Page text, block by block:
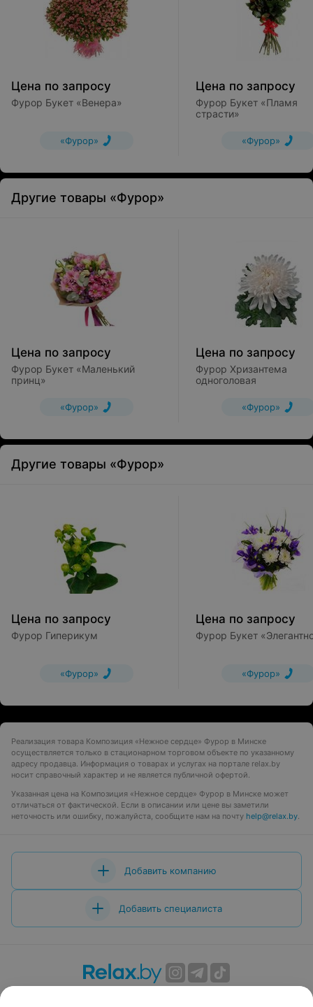
Цена по запросу
Фурор Букет «Венера»
«Фурор»
Цена по запросу
Фурор Букет «Пламя
страсти»
«Фурор»
Другие товары «Фурор»
Цена по запросу
Фурор Букет «Маленький
принц»
«Фурор»
Цена по запросу
Фурор Хризантема
одноголовая
«Фурор»
Другие товары «Фурор»
Цена по запросу
Фурор Гиперикум
«Фурор»
Цена по запросу
Фурор Букет
«Фурор»
Реализация товара Композиция «Нежное сердце» Фурор в Минске
осуществляется только в стационарном торговом объекте по указанному
адресу продавца. Информация о товарах и услугах на портале relax.by
носит справочный характер и не является публичной офертой.
Указанная цена на Композиция «Нежное сердце» Фурор в Минске может
отличаться от фактической. Если в описании или цене вы заметили
неточность или ошибку, пожалуйста, сообщите нам на почту help@relax.by.
Добавить компанию
Добавить специалиста